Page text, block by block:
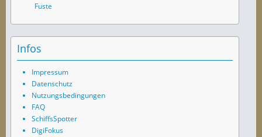
Fuste
Infos
Impressum
Datenschutz
Nutzungsbedingungen
FAQ
SchiffsSpotter
DigiFokus